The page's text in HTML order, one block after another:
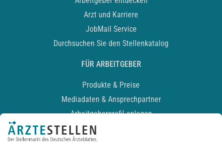
Arzt und Karriere
JobMail Service
Durchsuchen Sie den Stellenkatalog
FÜR ARBEITGEBER
Produkte & Preise
Mediadaten & Ansprechpartner
Arbeitgeberprofil anlegen
Recruiting-Podcast